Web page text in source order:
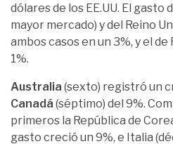
dólares de los EE.UU. El
mayor mercado) y del Reino
ambos casos en un 3%, y el
1%.
Australia (sexto) registró un
Canadá (séptimo) del 9%.
primeros la República de
gasto creció un 9%, e Italia